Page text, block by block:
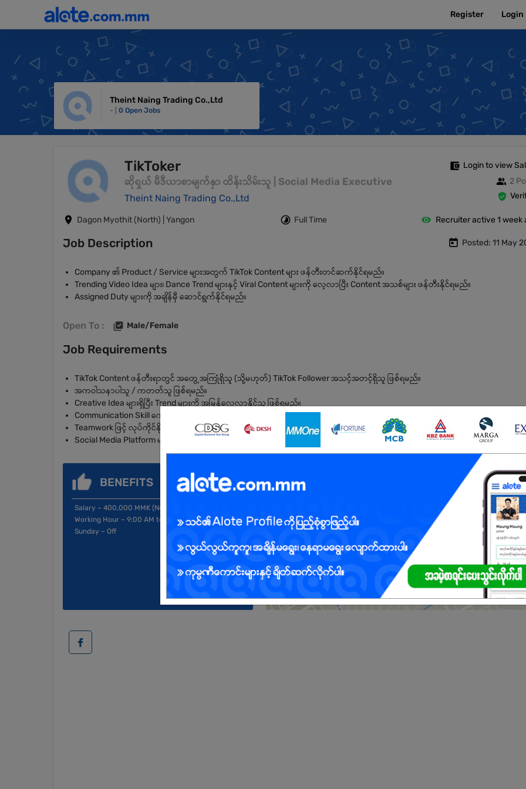
Register Login
Theint Naing Trading Co.,Ltd
- | 0 Open Jobs
TikToker
ဆိုရှယ် မီဒီယာစာမျက်နှာ ထိန်းသိမ်းသူ | Social Media Executive
Theint Naing Trading Co.,Ltd
Login to view
2
Dagon Myothit (North) | Yangon Full Time Recruiter active 1 week
Job Description Posted: 11 May
Company ၏ Product / Service များအတွက် TikTok Content များ ဖန်တီးတင်ဆက်နိုင်ရမည်။
Trending Video Idea များ၊ Dance Trend များနှင့် Viral Content များကို လေ့လာပြီး Content အသစ်များ ဖန်တီးနိုင်ရမည်။
Assigned Duty များကို အချိန်မှီ ဆောင်ရွက်နိုင်ရမည်။
Open To : Male/Female
Job Requirements
TikTok Content ဖန်တီးရာတွင် အတွေ့အကြုံရှိသူ (သို့မဟုတ်) TikTok Follower အသင့်အတင့်ရှိသူ ဖြစ်ရမည်။
အကဝါသနာပါသူ / ကတတ်သူ ဖြစ်ရမည်။
Creative Idea များရှိပြီး Trend များကို အမြန်လေ့လာနိုင်သူ ဖြစ်ရမည်။
Communication Skill ကောင်းမွန်သူ ဖြစ်ရမည်။
Teamwork ဖြင့် လုပ်ကိုင်နိုင်သူ ဖြစ်ရမည်။
Social Media Platform များကို စိတ်ဝင်စားသူ ဖြစ်ရမည်။
BENEFITS
Salary – 400,000 MMK (Nego)
Working Hour – 9:00 AM to 5:00 PM
Sunday – Off